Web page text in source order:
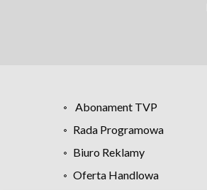
Abonament TVP
Rada Programowa
Biuro Reklamy
Oferta Handlowa